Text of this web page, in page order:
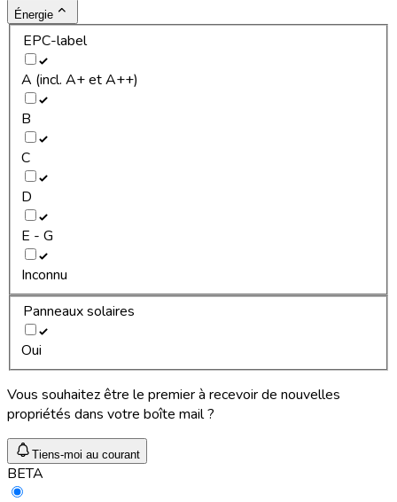
Énergie
EPC-label
A (incl. A+ et A++)
B
C
D
E - G
Inconnu
Panneaux solaires
Oui
Vous souhaitez être le premier à recevoir de nouvelles
propriétés dans votre boîte mail ?
Tiens-moi au courant
BETA